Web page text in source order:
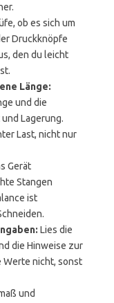
ob es sich um
Druckknöpfe
den du leicht
Länge:
und die
Lagerung.
Last, nicht nur
Gerät
Stangen
ist
Lies die
die Hinweise zur
Werte nicht, sonst
und